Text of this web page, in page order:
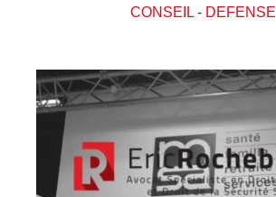
CONSEIL- DEFENSE